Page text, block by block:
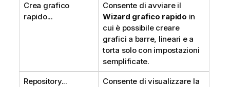
Crea grafico
rapido...
Consente di avviare il
Wizard grafico rapido in
cui è possibile creare
grafici a barre, lineari e a
torta solo con impostazioni
semplificate.
Repository...
Consente di visualizzare la